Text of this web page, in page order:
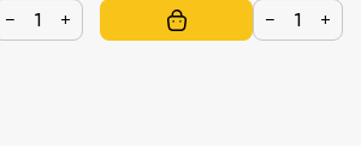
− + − +